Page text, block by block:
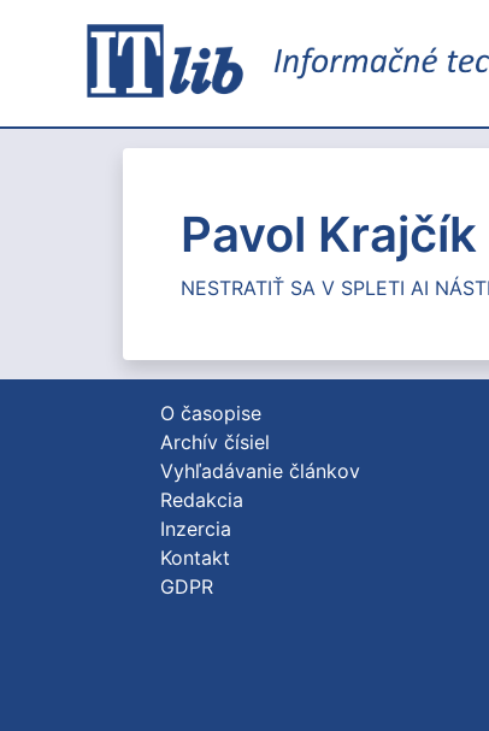
Pavol Krajčík
NESTRATIŤ SA V SPLETI AI
O časopise
Archív čísiel
Vyhľadávanie článkov
Redakcia
Inzercia
Kontakt
GDPR